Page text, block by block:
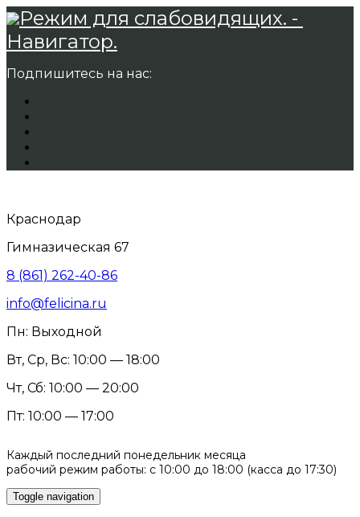
Режим для слабовидящих. -
Навигатор.
Подпишитесь на нас:
Краснодар
Гимназическая 67
8 (861) 262-40-86
info@felicina.ru
Пн: Выходной
Вт, Ср, Вс: 10:00 — 18:00
Чт, Сб: 10:00 — 20:00
Пт: 10:00 — 17:00
Каждый последний понедельник месяца
рабочий режим работы: с 10:00 до 18:00 (касса до 17:30)
Toggle navigation